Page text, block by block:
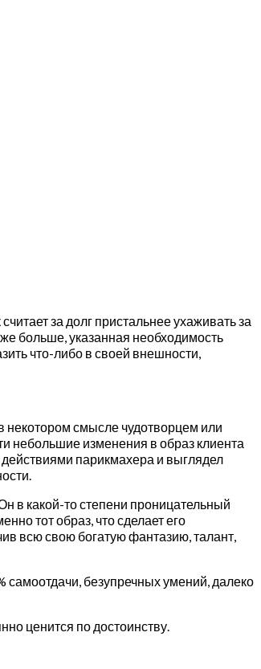
за долг пристальнее ухаживать за
больше, указанная необходимость
что-либо в своей внешности,
некотором смысле чудотворцем или
небольшие изменения в образ клиента
парикмахера и выглядел
в какой-то степени проницательный
тот образ, что сделает его
всю свою богатую фантазию, талант,
безупречных умений, далеко
ценится по достоинству.